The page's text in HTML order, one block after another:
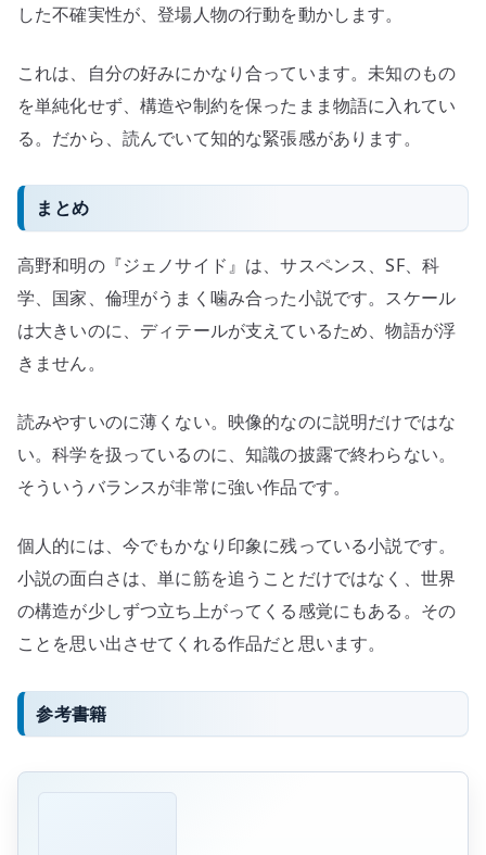
した不確実性が、登場人物の行動を動かします。
これは、自分の好みにかなり合っています。未知のもの
を単純化せず、構造や制約を保ったまま物語に入れてい
る。だから、読んでいて知的な緊張感があります。
まとめ
高野和明の『ジェノサイド』は、サスペンス、SF、科
学、国家、倫理がうまく噛み合った小説です。スケール
は大きいのに、ディテールが支えているため、物語が浮
きません。
読みやすいのに薄くない。映像的なのに説明だけではな
い。科学を扱っているのに、知識の披露で終わらない。
そういうバランスが非常に強い作品です。
個人的には、今でもかなり印象に残っている小説です。
小説の面白さは、単に筋を追うことだけではなく、世界
の構造が少しずつ立ち上がってくる感覚にもある。その
ことを思い出させてくれる作品だと思います。
参考書籍